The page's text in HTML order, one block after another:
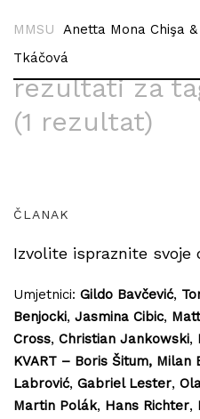
MMSU
Anetta Mona Chişa &
Tkáčová
rezultati za
(1 rezultat)
ČLANAK
Izvolite ispraznite svoje
Umjetnici: Gildo Bavčević,
Benjocki, Jasmina Cibic,
Cross, Christian Jankowski,
KVART – Boris Šitum, Milan
Labrović, Gabriel Lester,
Martin Polák, Hans Richter,